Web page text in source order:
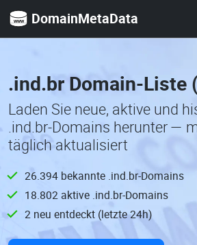
DomainMetaData
.ind.br Domain-Liste
Laden Sie neue, aktive und
.ind.br-Domains herunter —
täglich aktualisiert
26.394 bekannte .ind.br-Domains
18.802 aktive .ind.br-Domains
2 neu entdeckt (letzte 24h)